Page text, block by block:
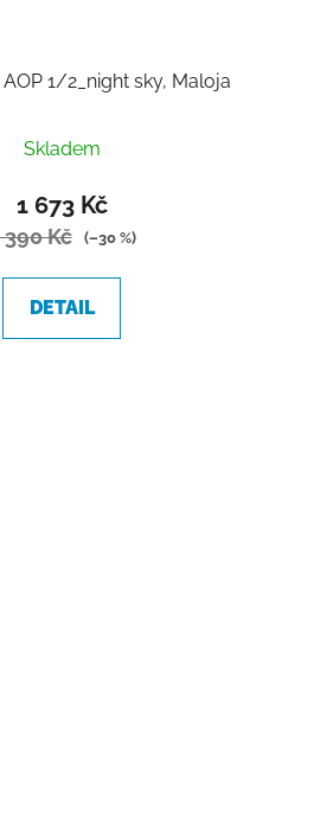
AOP 1/2_night sky, Maloja
Skladem
1 673 Kč
390 Kč (–30 %)
DETAIL